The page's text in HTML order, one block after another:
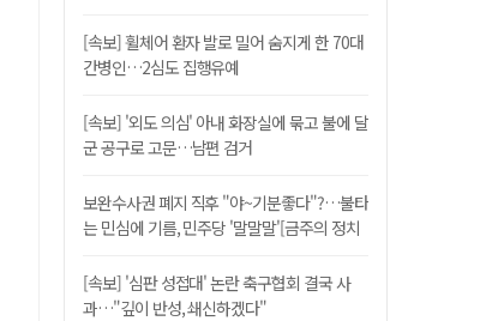
[속보] 휠체어 환자 발로 밀어 숨지게 한 70대
간병인…2심도 집행유예
[속보] '외도 의심' 아내 화장실에 묶고 불에 달
군 공구로 고문…남편 검거
보완수사권 폐지 직후 "야~기분좋다"?…불타
는 민심에 기름, 민주당 '말말말'[금주의 정치
[속보] '심판 성접대' 논란 축구협회 결국 사
과…"깊이 반성, 쇄신하겠다"